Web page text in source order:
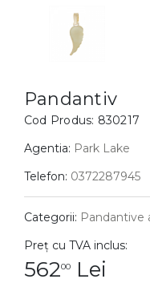
BIJUTERII COPII
Cercei
Bratari
Coliere
Lanturi
Pandantive
Inele
Pandantiv
Cod Produs: 830217
Agentia: Park Lake
Telefon: 0372287945
Categorii: Pandantive
Preț cu TVA inclus:
56200 Lei